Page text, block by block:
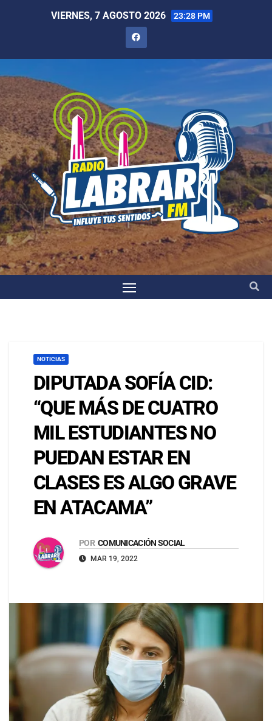
VIERNES, 7 AGOSTO 2026 23:28 PM
NOTICIAS
DIPUTADA SOFÍA CID:
“QUE MÁS DE CUATRO
MIL ESTUDIANTES NO
PUEDAN ESTAR EN
CLASES ES ALGO GRAVE
EN ATACAMA”
POR COMUNICACIÓN SOCIAL
MAR 19, 2022